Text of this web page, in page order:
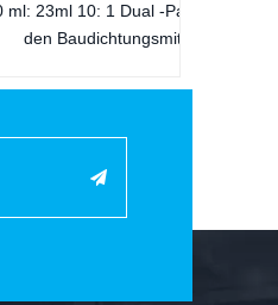
1 Dual -Patrone für